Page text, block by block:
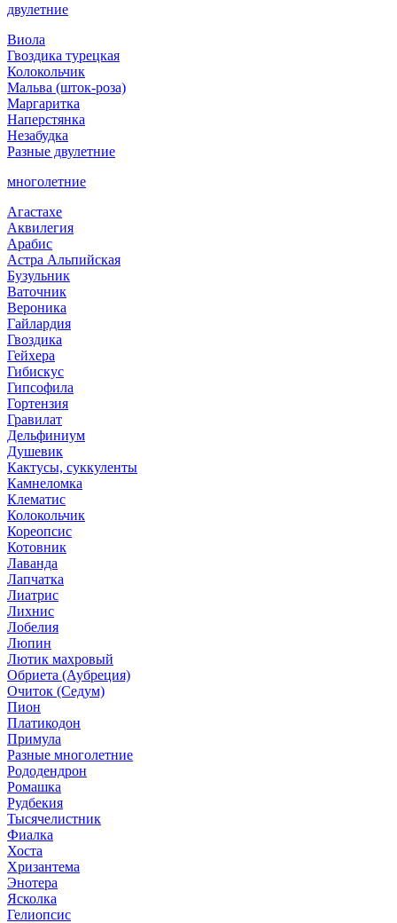
двулетние
Виола
Гвоздика турецкая
Колокольчик
Мальва (шток-роза)
Маргаритка
Наперстянка
Незабудка
Разные двулетние
многолетние
Агастахе
Аквилегия
Арабис
Астра Альпийская
Бузульник
Ваточник
Вероника
Гайлардия
Гвоздика
Гейхера
Гибискус
Гипсофила
Гортензия
Гравилат
Дельфиниум
Душевик
Кактусы, суккуленты
Камнеломка
Клематис
Колокольчик
Кореопсис
Котовник
Лаванда
Лапчатка
Лиатрис
Лихнис
Лобелия
Люпин
Лютик махровый
Обриета (Аубреция)
Очиток (Седум)
Пион
Платикодон
Примула
Разные многолетние
Рододендрон
Ромашка
Рудбекия
Тысячелистник
Фиалка
Хоста
Хризантема
Энотера
Ясколка
Гелиопсис